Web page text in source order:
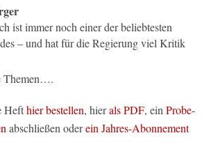
ist immer noch einer der beliebtesten
– und hat für die Regierung viel Kritik
Themen….
Hefthier bestellen, hierals PDF, ein Probe-
abschließen oderein Jahres-Abonnement